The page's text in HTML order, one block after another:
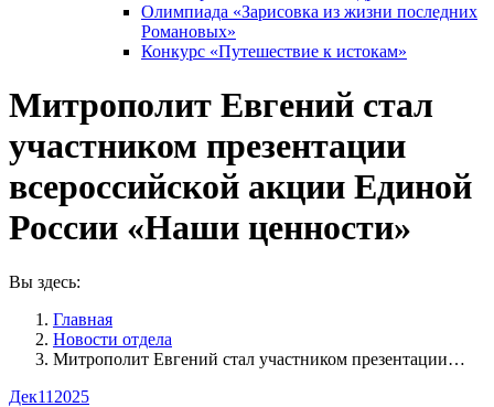
Олимпиада «Зарисовка из жизни последних
Романовых»
Конкурс «Путешествие к истокам»
Митрополит Евгений стал
участником презентации
всероссийской акции Единой
России «Наши ценности»
Вы здесь:
Главная
Новости отдела
Митрополит Евгений стал участником презентации…
Дек11 2025